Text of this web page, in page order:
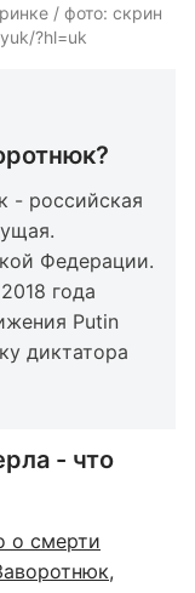
/ фото: скрин
?hl=uk
- российская
Федерации.
года
Putin
диктатора
- что
о смерти